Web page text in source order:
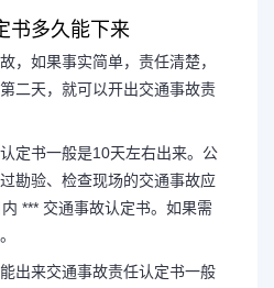
书多久能下来
，如果事实简单，责任清楚，
二天，就可以开出交通事故责
定书一般是10天左右出来。公
勘验、检查现场的交通事故应
*** 交通事故认定书。如果需
出来交通事故责任认定书一般